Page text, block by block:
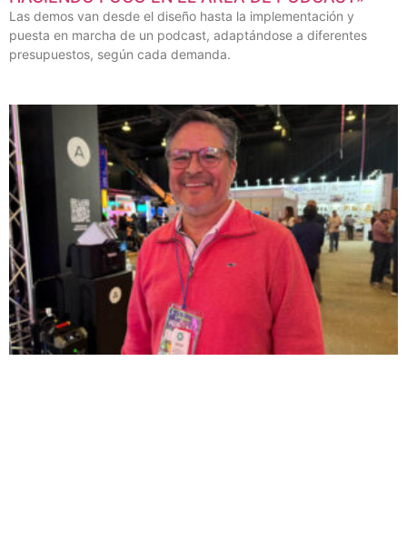
Las demos van desde el diseño hasta la implementación y
puesta en marcha de un podcast, adaptándose a diferentes
presupuestos, según cada demanda.